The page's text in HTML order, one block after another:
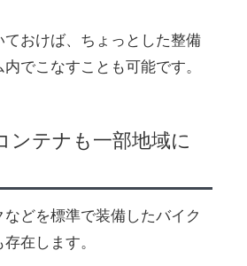
おけば、ちょっとした整備
でこなすことも可能です。
ンテナも一部地域に
どを標準で装備したバイク
在します。